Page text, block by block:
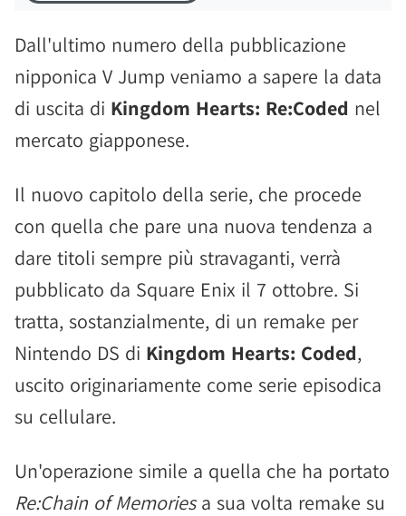
Dall'ultimo numero della pubblicazione
nipponica V Jump veniamo a sapere la data
di uscita di Kingdom Hearts: Re:Coded nel
mercato giapponese.
Il nuovo capitolo della serie, che procede
con quella che pare una nuova tendenza a
dare titoli sempre più stravaganti, verrà
pubblicato da Square Enix il 7 ottobre. Si
tratta, sostanzialmente, di un remake per
Nintendo DS di Kingdom Hearts: Coded,
uscito originariamente come serie episodica
su cellulare.
Un'operazione simile a quella che ha portato
Re:Chain of Memoriesa sua volta remake su